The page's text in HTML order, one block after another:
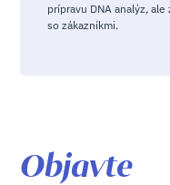
prípravu DNA analýz,
so zákazníkmi.
Objavte